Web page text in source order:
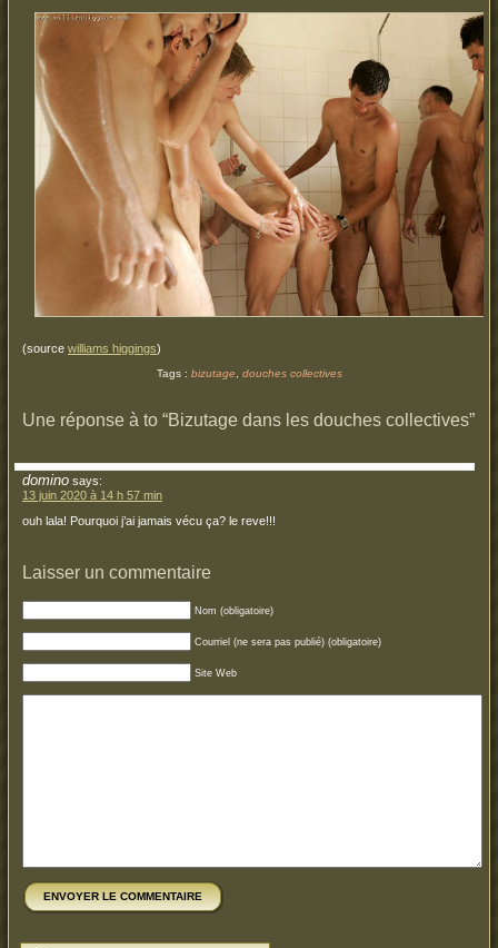
(source williams higgings)
Tags : bizutage douches collectives
Une réponse à to “Bizutage dans les douches collectives”
domino says:
13 juin 2020 à 14 h 57 min
ouh lala! Pourquoi j’ai jamais vécu ça? le reve!!!
Laisser un commentaire
Nom (obligatoire)
Courriel (ne sera pas publié) (obligatoire)
Site Web
ENVOYER LE COMMENTAIRE